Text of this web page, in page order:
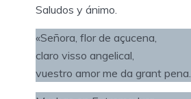
Saludos y ánimo.
«Señora, flor de açucena,
claro visso angelical,
vuestro amor me da grant pena.